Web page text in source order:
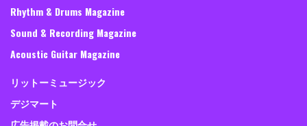
Rhythm & Drums Magazine
Sound & Recording Magazine
Acoustic Guitar Magazine
リットーミュージック
デジマート